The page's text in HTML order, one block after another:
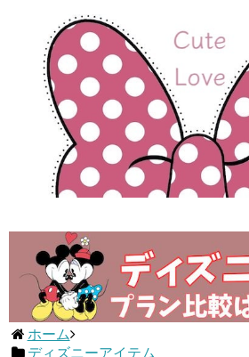
ホーム
ディズニーアイテム